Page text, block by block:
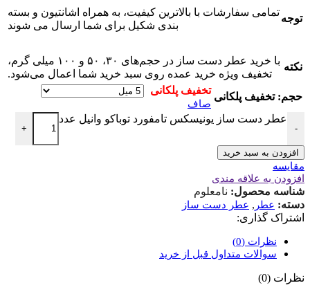
توجه
تمامی سفارشات با بالاترین کیفیت، به همراه اشانتیون و بسته
بندی شکیل برای شما ارسال می شوند
نکته
با خرید عطر دست ساز در حجم‌های ۳۰، ۵۰ و ۱۰۰ میلی گرم،
تخفیف ویژه خرید عمده روی سبد خرید شما اعمال می‌شود.
حجم
صاف
-
عطر دست ساز یونیسکس تامفورد توباکو وانیل عدد
+
افزودن به سبد خرید
مقایسه
افزودن به علاقه مندی
شناسه محصول: نامعلوم
دسته: عطر , عطر دست ساز
اشتراک گذاری:
نظرات (0)
سوالات متداول قبل از خرید
نظرات (0)